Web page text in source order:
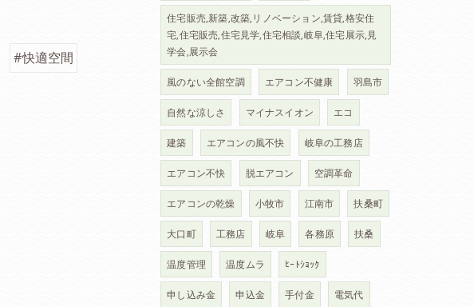
#快適空間
住宅販売,新築,改築,リノベーション,賃貸,格安住
宅,住宅販売,住宅見学,住宅相談,岐阜,住宅展示,見
学会,展示会
風のない全館空調 エアコン不健康 羽島市
自然な涼しさ マイナスイオン エコ
建築 エアコンの風不快 岐阜の工務店
エアコン不快 脱エアコン 空調革命
エアコンの乾燥 小牧市 江南市 扶桑町
大口町 工務店 岐阜 各務原 扶桑
温度管理 温度ムラ ﾋｰﾄｼｮｯｸ
申し込み金 申込金 手付金 電気代